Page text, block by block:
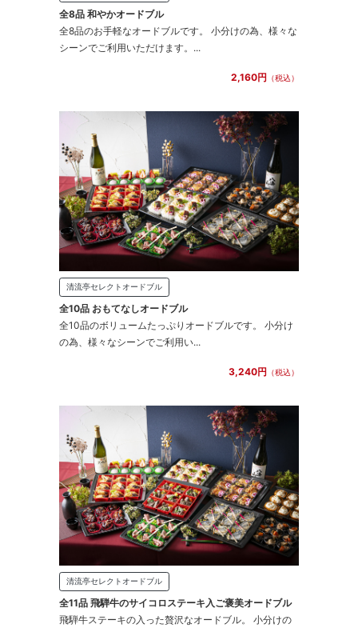
全8品 和やかオードブル
全8品のお手軽なオードブルです。 小分けの為、様々な
シーンでご利用いただけます。...
2,160円 （税込）
清流亭セレクトオードブル
全10品 おもてなしオードブル
全10品のボリュームたっぷりオードブルです。 小分け
の為、様々なシーンでご利用い...
3,240円 （税込）
清流亭セレクトオードブル
全11品 飛騨牛のサイコロステーキ入ご褒美オードブル
飛騨牛ステーキの入った贅沢なオードブル。 小分けの